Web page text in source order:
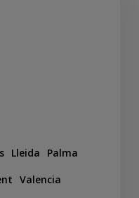
Lleida
Palma
Valencia